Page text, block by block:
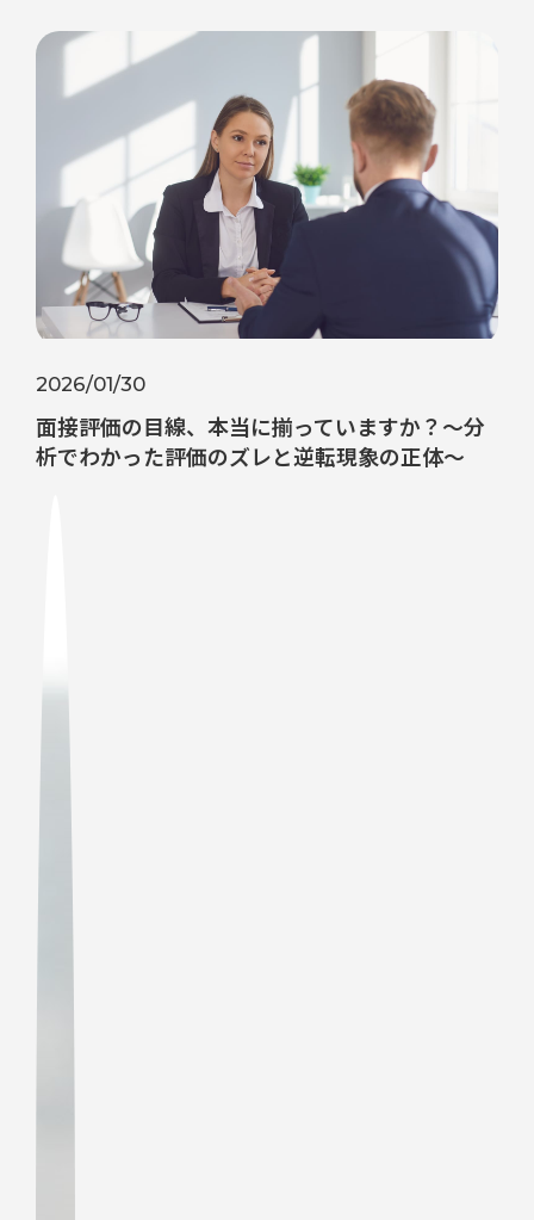
2026/01/30
面接評価の目線、本当に揃っていますか？〜分
析でわかった評価のズレと逆転現象の正体〜